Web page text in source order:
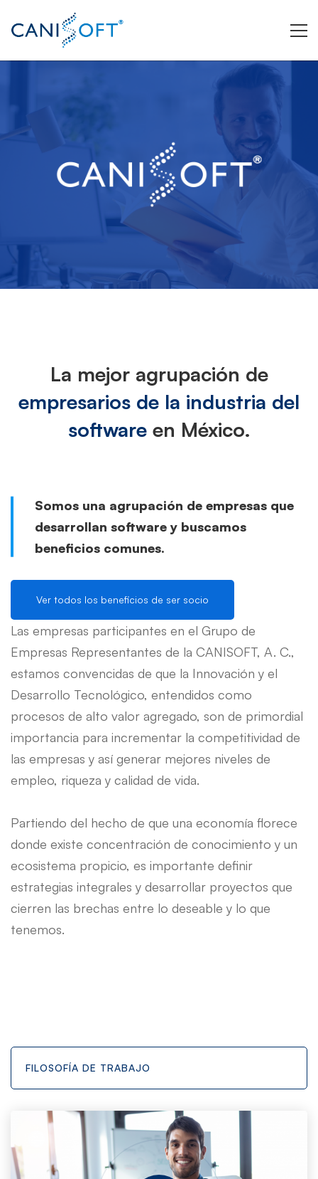
Nosotros
La mejor agrupación de
empresarios de la industria del
softwareen México.
Somos una agrupación de empresas que
desarrollan software y buscamos
beneficios comunes.
Ver todos los beneficios de ser socio
Las empresas participantes en el ​Grupo de
Empresas Representantes de la CANISOFT, A. C.​,
estamos convencidas de que la Innovación y el
Desarrollo Tecnológico, entendidos como
procesos de alto valor agregado, son de primordial
importancia para incrementar la competitividad de
las empresas y así generar mejores niveles de
empleo, riqueza y calidad de vida.
Partiendo del hecho de que una economía florece
donde existe concentración de conocimiento y un
ecosistema propicio, es importante definir
estrategias integrales y desarrollar proyectos que
cierren las brechas entre lo deseable y lo que
tenemos.
FILOSOFÍA DE TRABAJO